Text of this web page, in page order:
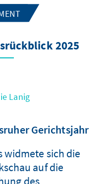
2025
Lanig
Gerichtsjahr
widmete sich die
auf die
des